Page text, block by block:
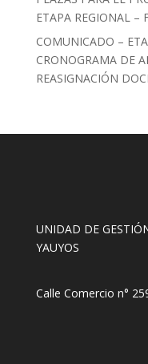
ETAPA REGIONAL –
COMUNICADO –
CRONOGRAMA DE
REASIGNACIÓN
UNIDAD DE
YAUYOS
Calle Comercio n°